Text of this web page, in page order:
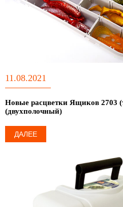
11.08.2021
Новые расцветки Ящиков 2703
(двухполочный)
ДАЛЕЕ